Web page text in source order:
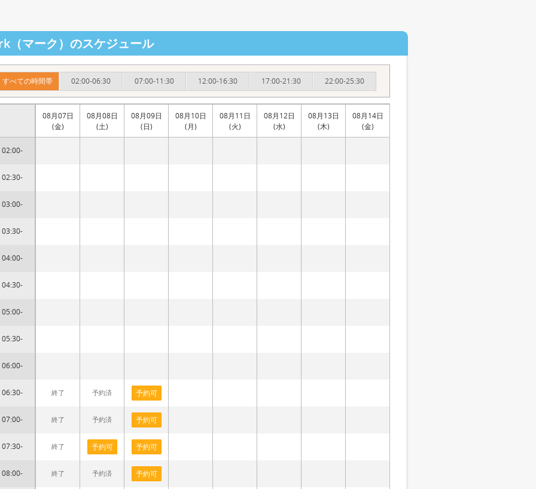
（マーク）のスケジュール
すべての時間帯 02:00-06:30 07:00-11:30 12:00-16:30 17:00-21:30 22:00-25:30
02:00-
02:30-
03:00-
03:30-
04:00-
04:30-
05:00-
05:30-
06:00-
06:30-
07:00-
07:30-
08:00-
08月07日
(金)
終了
終了
終了
終了
08月08日
(土)
予約済
予約済
予約可
予約済
08月09日
(日)
予約可
予約可
予約可
予約可
08月10日
(月)
08月11日
(火)
08月12日
(水)
08月13日
(木)
08月14日
(金)